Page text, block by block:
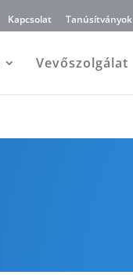
Kapcsolat Tanúsítványok
Vevőszolgálat